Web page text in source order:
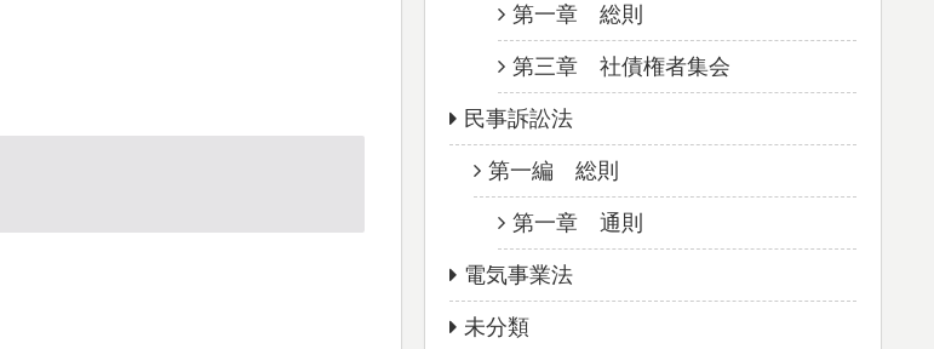
第一章 総則
第三章 社債権者集会
民事訴訟法
第一編 総則
第一章 通則
電気事業法
未分類